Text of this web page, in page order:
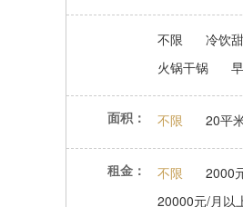
不限 冷饮
火锅干锅
面积： 不限 20平
租金： 不限 2000
20000元/月以